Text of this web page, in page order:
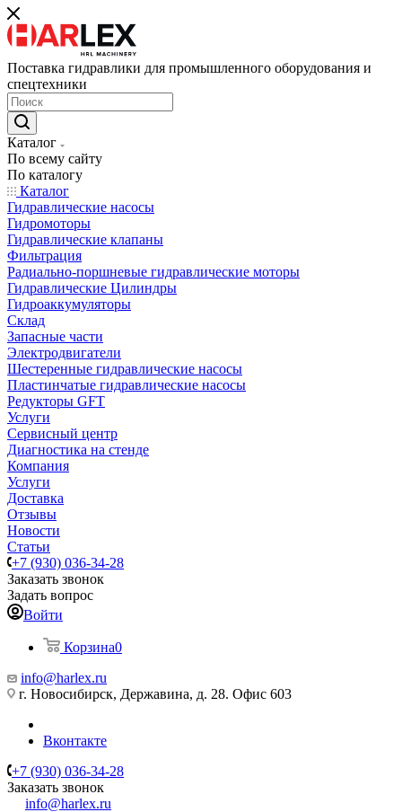
Поставка гидравлики для промышленного оборудования и
спецтехники
Каталог
По всему сайту
По каталогу
Каталог
Гидравлические насосы
Гидромоторы
Гидравлические клапаны
Фильтрация
Радиально-поршневые гидравлические моторы
Гидравлические Цилиндры
Гидроаккумуляторы
Склад
Запасные части
Электродвигатели
Шестеренные гидравлические насосы
Пластинчатые гидравлические насосы
Редукторы GFT
Услуги
Сервисный центр
Диагностика на стенде
Компания
Услуги
Доставка
Отзывы
Новости
Статьи
+7 (930) 036-34-28
Заказать звонок
Задать вопрос
Войти
Корзина0
info@harlex.ru
г. Новосибирск, Державина, д. 28. Офис 603
Вконтакте
+7 (930) 036-34-28
Заказать звонок
info@harlex.ru